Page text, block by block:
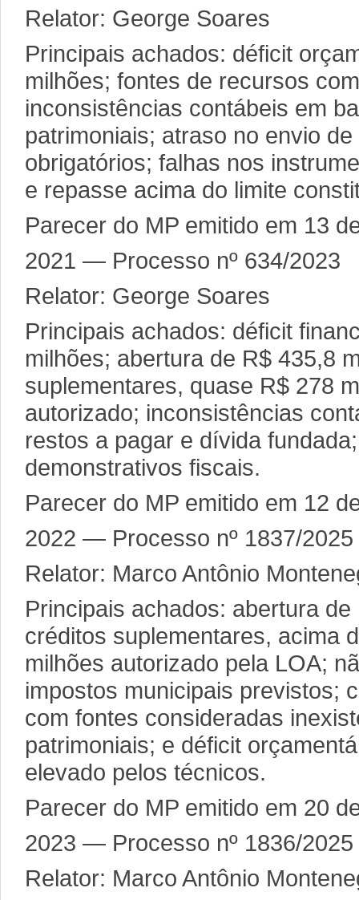
Relator: George Soares
Principais achados: déficit
milhões; fontes de recursos
inconsistências contábeis em
patrimoniais; atraso no envio
obrigatórios; falhas nos
e repasse acima do limite
Parecer do MP emitido em 13
2021 — Processo nº 634/2023
Relator: George Soares
Principais achados: déficit
milhões; abertura de R$ 435,8
suplementares, quase R$ 278
autorizado; inconsistências
restos a pagar e dívida
demonstrativos fiscais.
Parecer do MP emitido em 12
2022 — Processo nº 1837/2025
Relator: Marco Antônio
Principais achados: abertura
créditos suplementares, acima
milhões autorizado pela LOA;
impostos municipais previstos;
com fontes consideradas
patrimoniais; e déficit
elevado pelos técnicos.
Parecer do MP emitido em 20
2023 — Processo nº 1836/2025
Relator: Marco Antônio